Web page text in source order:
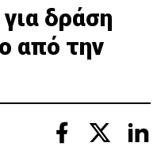
δράση
από την